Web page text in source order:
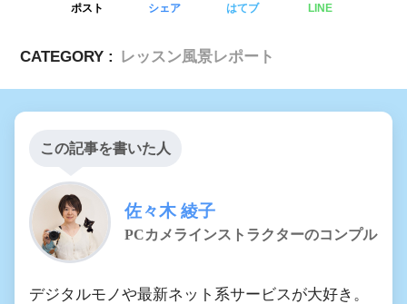
ポスト シェア はてブ LINE
CATEGORY : レッスン風景レポート
この記事を書いた人
佐々木 綾子
PCカメラインストラクターのコンプル
デジタルモノや最新ネット系サービスが大好き。